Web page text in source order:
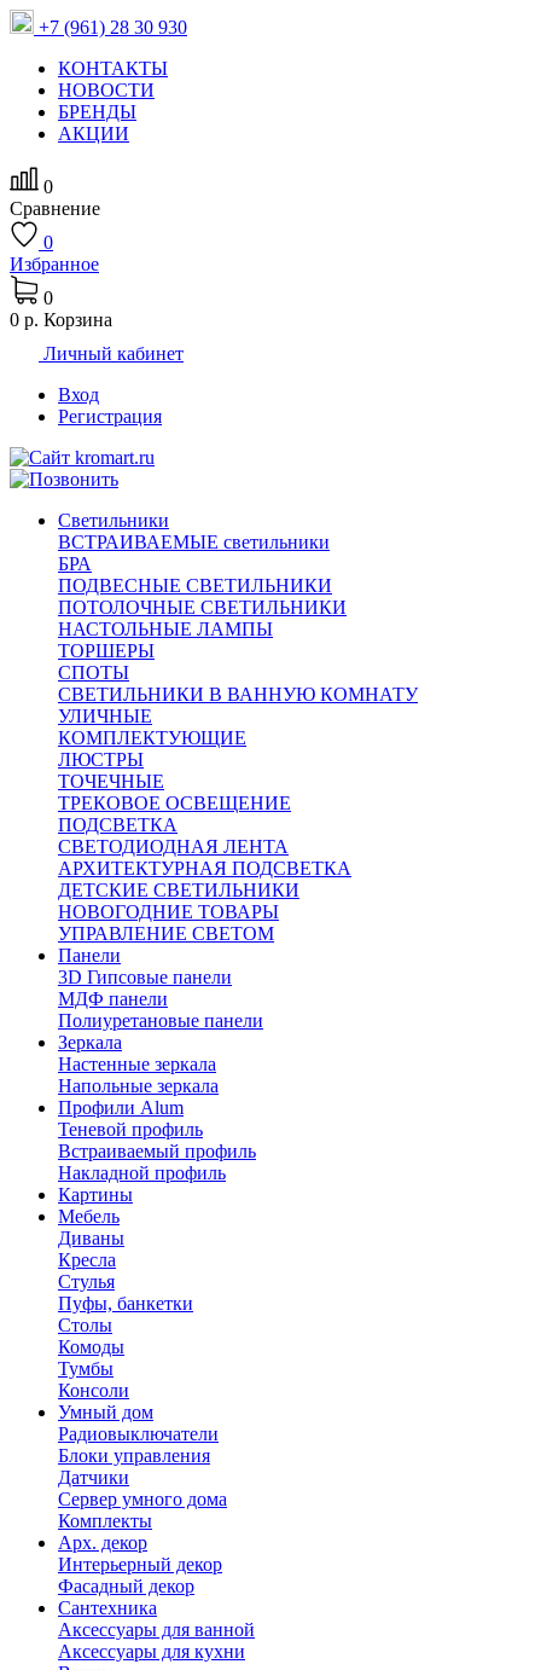
+7 (961) 28 30 930
КОНТАКТЫ
НОВОСТИ
БРЕНДЫ
АКЦИИ
0
Сравнение
0
Избранное
0
0 р. Корзина
Личный кабинет
Вход
Регистрация
Светильники
ВСТРАИВАЕМЫЕ светильники
БРА
ПОДВЕСНЫЕ СВЕТИЛЬНИКИ
ПОТОЛОЧНЫЕ СВЕТИЛЬНИКИ
НАСТОЛЬНЫЕ ЛАМПЫ
ТОРШЕРЫ
СПОТЫ
СВЕТИЛЬНИКИ В ВАННУЮ КОМНАТУ
УЛИЧНЫЕ
КОМПЛЕКТУЮЩИЕ
ЛЮСТРЫ
ТОЧЕЧНЫЕ
ТРЕКОВОЕ ОСВЕЩЕНИЕ
ПОДСВЕТКА
СВЕТОДИОДНАЯ ЛЕНТА
АРХИТЕКТУРНАЯ ПОДСВЕТКА
ДЕТСКИЕ СВЕТИЛЬНИКИ
НОВОГОДНИЕ ТОВАРЫ
УПРАВЛЕНИЕ СВЕТОМ
Панели
3D Гипсовые панели
МДФ панели
Полиуретановые панели
Зеркала
Настенные зеркала
Напольные зеркала
Профили Alum
Теневой профиль
Встраиваемый профиль
Накладной профиль
Картины
Мебель
Диваны
Кресла
Стулья
Пуфы, банкетки
Столы
Комоды
Тумбы
Консоли
Умный дом
Радиовыключатели
Блоки управления
Датчики
Сервер умного дома
Комплекты
Арх. декор
Интерьерный декор
Фасадный декор
Сантехника
Аксессуары для ванной
Аксессуары для кухни